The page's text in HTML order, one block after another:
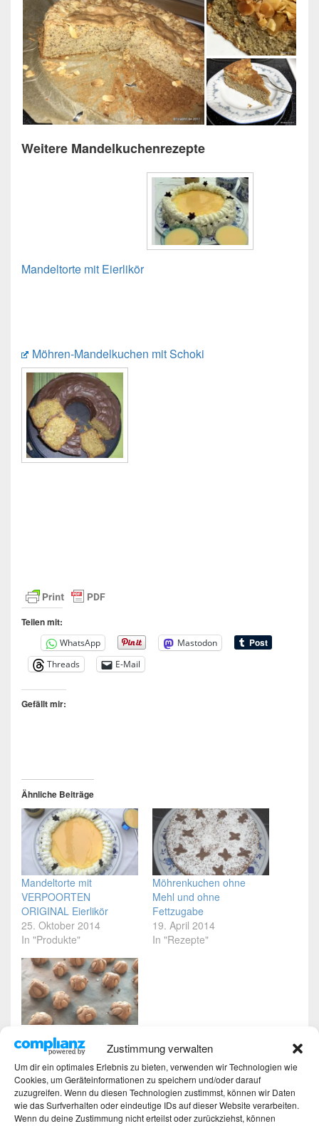
Zustimmung verwalten
Um dir ein optimales Erlebnis zu bieten, verwenden wir Technologien wie
Cookies, um Geräteinformationen zu speichern und/oder darauf
zuzugreifen. Wenn du diesen Technologien zustimmst, können wir Daten
wie das Surfverhalten oder eindeutige IDs auf dieser Website verarbeiten.
Wenn du deine Zustimmung nicht erteilst oder zurückziehst, können
Weitere Mandelkuchenrezepte
Mandeltorte mit Eierlikör
Möhren-Mandelkuchen mit Schoki
Teilen mit:
WhatsApp
Mastodon
Threads
E-Mail
Gefällt mir:
Ähnliche Beiträge
Mandeltorte mit
VERPOORTEN
ORIGINAL Eierlikör
25. Oktober 2014
In "Produkte"
Möhrenkuchen ohne
Mehl und ohne
Fettzugabe
19. April 2014
In "Rezepte"
schmecken auch nach
Weihnachten
21. Januar 2018
In "Rezepte"